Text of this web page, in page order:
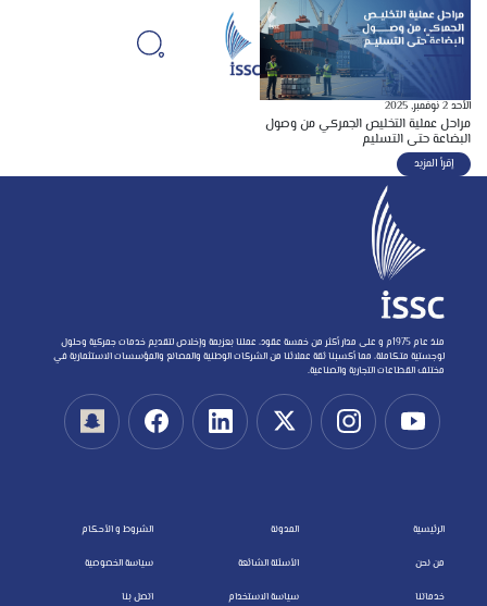
الأحد 2 نوفمبر, 2025
مراحل عملية التخليص الجمركي من وصول
البضاعة حتى التسليم
إقرأ المزيد
منذ عام 1975م و على مدار أكثر من خمسة عقود، عملنا بعزيمة وإخلاص لتقديم خدمات جمركية وحلول
لوجستية متكاملة، مما أكسبنا ثقة عملائنا من الشركات الوطنية والمصانع والمؤسسات الاستثمارية في
مختلف القطاعات التجارية والصناعية.
الرئيسية
من نحن
خدماتنا
المدونة
الأسئلة الشائعة
سياسة الاستخدام
الشروط و الأحكام
سياسة الخصوصية
اتصل بنا